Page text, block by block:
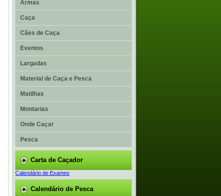
Armas
Caça
Cães de Caça
Eventos
Largadas
Material de Caça e Pesca
Matilhas
Montarias
Onde Caçar
Pesca
Carta de Caçador
Calendário de Exames
Calendário de Pesca